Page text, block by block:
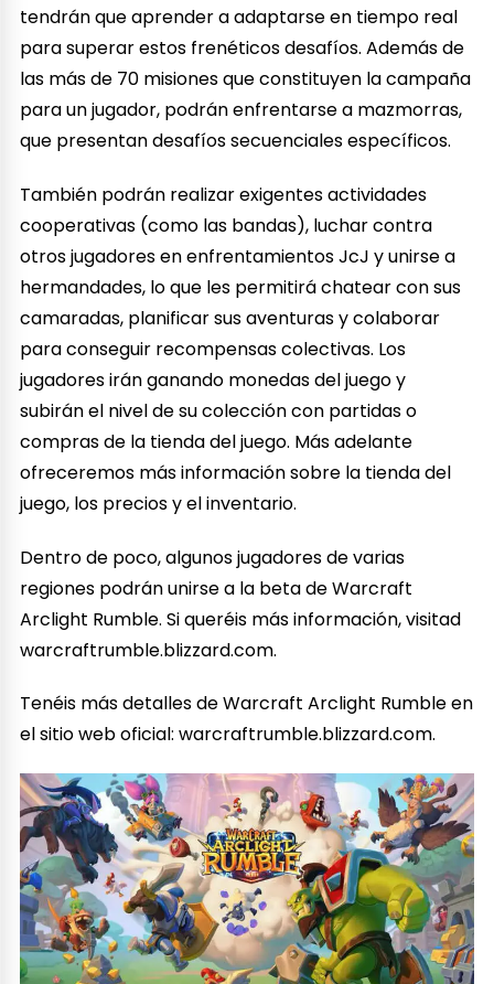
tendrán que aprender a adaptarse en tiempo real
para superar estos frenéticos desafíos. Además de
las más de 70 misiones que constituyen la campaña
para un jugador, podrán enfrentarse a mazmorras,
que presentan desafíos secuenciales específicos.
También podrán realizar exigentes actividades
cooperativas (como las bandas), luchar contra
otros jugadores en enfrentamientos JcJ y unirse a
hermandades, lo que les permitirá chatear con sus
camaradas, planificar sus aventuras y colaborar
para conseguir recompensas colectivas. Los
jugadores irán ganando monedas del juego y
subirán el nivel de su colección con partidas o
compras de la tienda del juego. Más adelante
ofreceremos más información sobre la tienda del
juego, los precios y el inventario.
Dentro de poco, algunos jugadores de varias
regiones podrán unirse a la beta de Warcraft
Arclight Rumble. Si queréis más información, visitad
warcraftrumble.blizzard.com.
Tenéis más detalles de Warcraft Arclight Rumble en
el sitio web oficial: warcraftrumble.blizzard.com.